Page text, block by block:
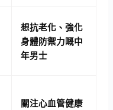
想抗老化、強化
身體防禦力嘅中
年男士
關注心血管健康